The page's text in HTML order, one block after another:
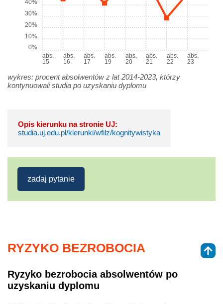
abs.
15
abs.
16
abs.
17
abs.
19
abs.
20
abs.
21
abs.
22
abs.
23
0%
10%
20%
30%
40%
wykres: procent absolwentów z lat 2014-2023, którzy
kontynuowali studia po uzyskaniu dyplomu
Opis kierunku na stronie UJ:
studia.uj.edu.pl/kierunki/wfilz/kognitywistyka
zadaj pytanie
RYZYKO BEZROBOCIA
Ryzyko bezrobocia absolwentów po
uzyskaniu dyplomu